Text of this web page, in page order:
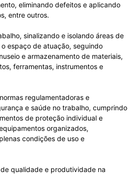
eliminando defeitos e aplicando
entre outros.
sinalizando e isolando áreas de
espaço de atuação, seguindo
e armazenamento de materiais,
ferramentas, instrumentos e
regulamentadoras e
e saúde no trabalho, cumprindo
de proteção individual e
organizados,
condições de uso e
qualidade e produtividade na